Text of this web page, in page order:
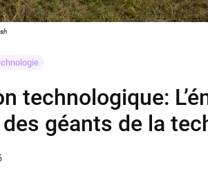
technologique:
géants de la